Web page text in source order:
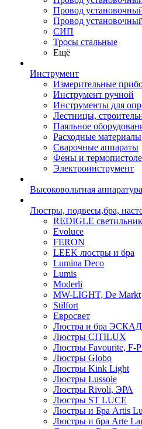
Провод
Провод
СИП
Тросы стальные
Ещё
Инструмент
Измерительные
Инструмент ручной
Инструменты для
Лестницы,
Паяльное
Расходные материалы
Сварочные аппараты
Фены и
Электроинструмент
Высоковольтная аппаратура
Люстры, подвесы,бра,
REDIGLE
Evoluce
FERON
LEEK люстры и бра
Lumina Deco
Lumis
Moderli
MW-LIGHT, De Markt
Stilfort
Евросвет
Люстра и бра
Люстры CITILUX
Люстры Favourite, F-
Люстры Globo
Люстры Kink Light
Люстры Lussole
Люстры Rivoli, ЭРА
Люстры ST LUCE
Люстры и Бра Artis
Люстры и бра Arte